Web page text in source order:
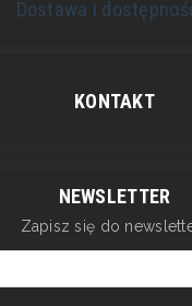
Dostawa i
KONTAKT
NEWSLETTER
Zapisz się do